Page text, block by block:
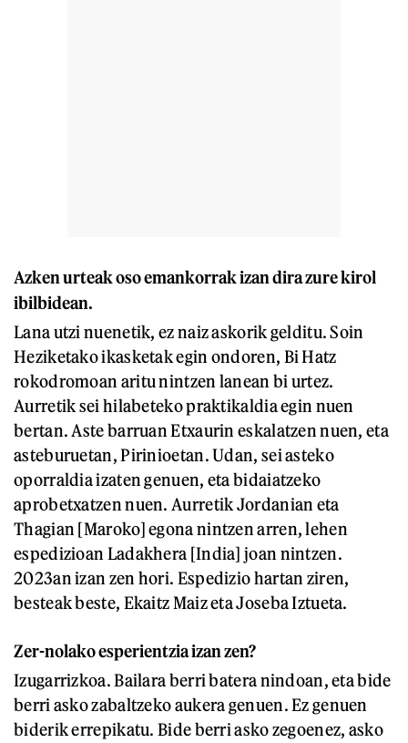
Azken urteak oso emankorrak izan dira zure kirol
ibilbidean.
Lana utzi nuenetik, ez naiz askorik gelditu. Soin
Heziketako ikasketak egin ondoren, Bi Hatz
rokodromoan aritu nintzen lanean bi urtez.
Aurretik sei hilabeteko praktikaldia egin nuen
bertan. Aste barruan Etxaurin eskalatzen nuen, eta
asteburuetan, Pirinioetan. Udan, sei asteko
oporraldia izaten genuen, eta bidaiatzeko
aprobetxatzen nuen. Aurretik Jordanian eta
Thagian [Maroko] egona nintzen arren, lehen
espedizioan Ladakhera [India] joan nintzen.
2023an izan zen hori. Espedizio hartan ziren,
besteak beste, Ekaitz Maiz eta Joseba Iztueta.
Zer-nolako esperientzia izan zen?
Izugarrizkoa. Bailara berri batera nindoan, eta bide
berri asko zabaltzeko aukera genuen. Ez genuen
biderik errepikatu. Bide berri asko zegoenez, asko